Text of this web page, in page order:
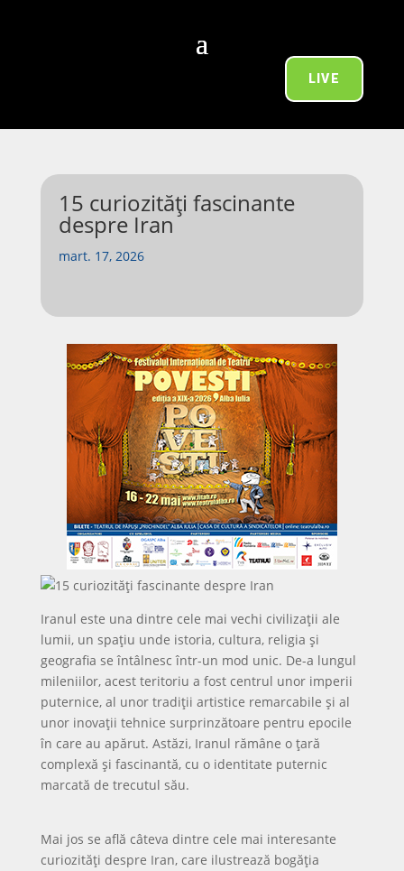
LIVE
15 curiozități fascinante
despre Iran
mart. 17, 2026
Iranul este una dintre cele mai vechi civilizații ale
lumii, un spațiu unde istoria, cultura, religia și
geografia se întâlnesc într-un mod unic. De-a lungul
mileniilor, acest teritoriu a fost centrul unor imperii
puternice, al unor tradiții artistice remarcabile și al
unor inovații tehnice surprinzătoare pentru epocile
în care au apărut. Astăzi, Iranul rămâne o țară
complexă și fascinantă, cu o identitate puternic
marcată de trecutul său.
Mai jos se află câteva dintre cele mai interesante
curiozități despre Iran, care ilustrează bogăția